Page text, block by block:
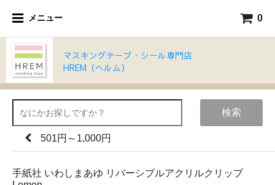
メニュー 0
マスキングテープ・シール専門店
HREM（ヘルム）
検索
501円～1,000円
手紙社 いわしまあゆ リバーシブルアクリルクリップ